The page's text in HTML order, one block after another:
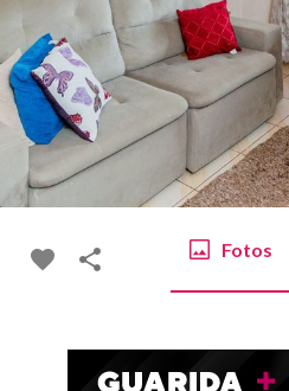
Fotos